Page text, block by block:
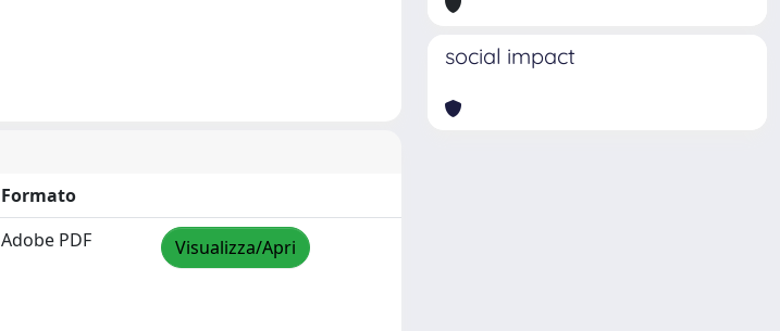
Formato
Adobe PDF Visualizza/Apri
social impact